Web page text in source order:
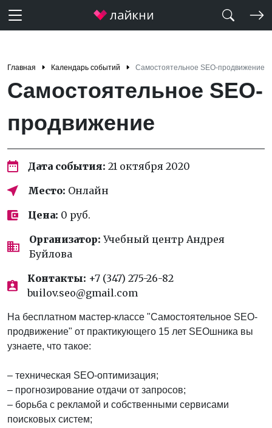
Главная Календарь событий Самостоятельное SEO-продвижение
Самостоятельное SEO-
продвижение
Дата события: 21 октября 2020
Место: Онлайн
Цена: 0 руб.
Организатор: Учебный центр Андрея
Буйлова
Контакты: +7 (347) 275-26-82
builov.seo@gmail.com
На бесплатном мастер-классе "Самостоятельное SEO-
продвижение" от практикующего 15 лет SEOшника вы
узнаете, что такое:
– техническая SEO-оптимизация;
– прогнозирование отдачи от запросов;
– борьба с рекламой и собственными сервисами
поисковых систем;